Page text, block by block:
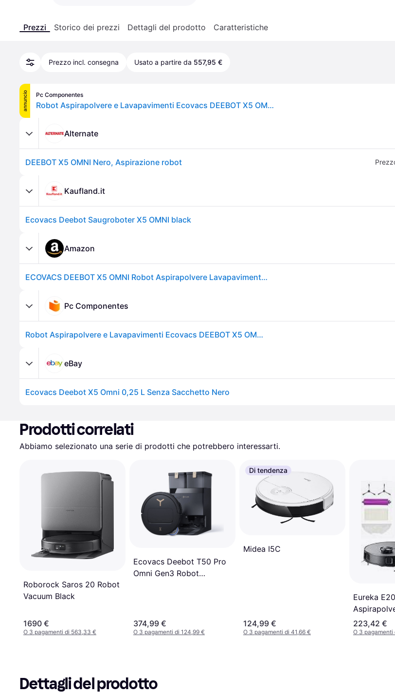
Prezzi Storico dei prezzi Dettagli del prodotto Caratteristiche
Prezzo incl. consegna Usato a partire da 557,95 €
annuncio Pc Componentes
Robot Aspirapolvere e Lavapavimenti Ecovacs DEEBOT X5 OMNI Autosvuotamento Navigazione TrueDetect 3D 12.800 Pa
Alternate
DEEBOT X5 OMNI Nero, Aspirazione robot
Kaufland.it
Ecovacs Deebot Saugroboter X5 OMNI black
Amazon
ECOVACS DEEBOT X5 OMNI Robot Aspirapolvere Lavapavimenti con Stazione All-in-One, 12800Pa, Anti-grovigli, TruEdge Taglio Adattivo Bordi, Lavaggio Mocio ad Acqua Calda a 70°C, Sollevamento Mop 15mm
Pc Componentes
Robot Aspirapolvere e Lavapavimenti Ecovacs DEEBOT X5 OMNI Autosvuotamento Navigazione TrueDetect 3D 12.800 Pa
eBay
Ecovacs Deebot X5 Omni 0,25 L Senza Sacchetto Nero
Prodotti correlati
Abbiamo selezionato una serie di prodotti che potrebbero interessarti.
Roborock Saros 20 Robot
Vacuum Black
1690 €
O 3 pagamenti di 563,33 €
Ecovacs Deebot T50 Pro
Omni Gen3 Robot
374,99 €
O 3 pagamenti di 124,99 €
Di tendenza
Midea I5C
124,99 €
O 3 pagamenti di 41,66 €
Eureka
223,42 €
O 3 pagamenti
Dettagli del prodotto